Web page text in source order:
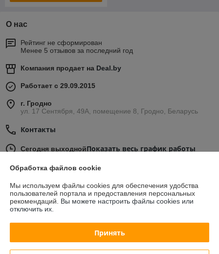
О нас
Рейтинг не сформирован
Менее 5 отзывов за последний год
Компания продает на Deal.by
Работает с 29.09.2015
г. Гродно
ул. 17 Сентября, 49А, помещение 8, Гродно, Беларусь
Контакты
Сегодня выходнойПоказать весь график работы
42 отзывов за всё время
Обработка файлов cookie
Мы используем файлы cookies для обеспечения удобства
пользователей портала и предоставления персональных
рекомендаций. Вы можете настроить файлы cookies или
отключить их.
Принять